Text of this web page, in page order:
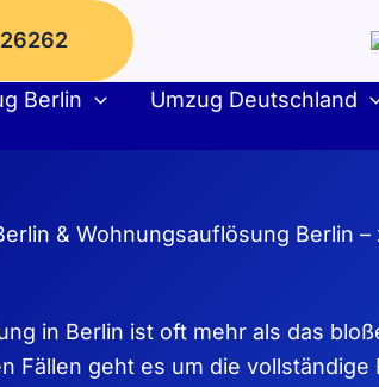
Berlin Umzug Deutschland
& Wohnungsauflösung Berlin
in Berlin ist oft mehr als das
Fällen geht es um die vollständige